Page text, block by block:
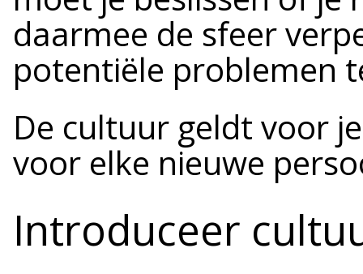
daarmee de sfeer
potentiële problemen
De cultuur geldt voor
voor elke nieuwe
Introduceer